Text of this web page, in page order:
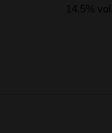
14.5% vol.